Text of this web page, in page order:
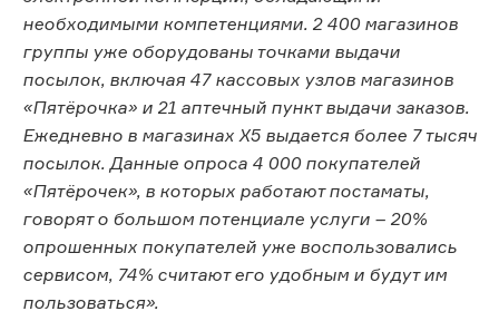
необходимыми компетенциями. 2 400 магазинов
группы уже оборудованы точками выдачи
посылок, включая 47 кассовых узлов магазинов
«Пятёрочка» и 21 аптечный пункт выдачи заказов.
Ежедневно в магазинах Х5 выдается более 7 тысяч
посылок. Данные опроса 4 000 покупателей
«Пятёрочек», в которых работают постаматы,
говорят о большом потенциале услуги – 20%
опрошенных покупателей уже воспользовались
сервисом, 74% считают его удобным и будут им
пользоваться».